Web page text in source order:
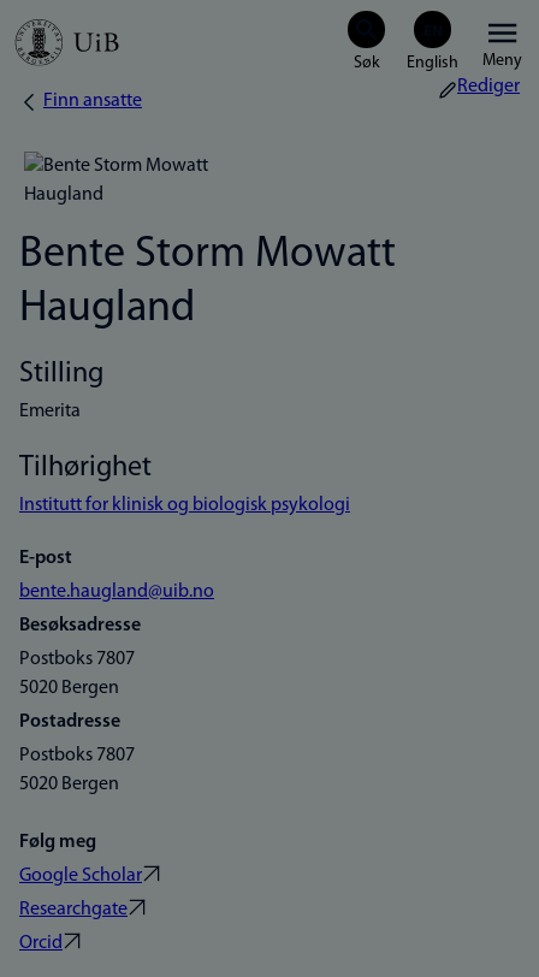
Hopp
Meny
Navigasjonssti
Finn ansatte
Rediger
Bente Storm Mowatt
Haugland
Stilling
Emerita
Tilhørighet
Institutt for klinisk og biologisk psykologi
E-post
bente.haugland@uib.no
Besøksadresse
Postboks 7807
5020 Bergen
Postadresse
Postboks 7807
5020 Bergen
Følg meg
Google Scholar
Researchgate
Orcid